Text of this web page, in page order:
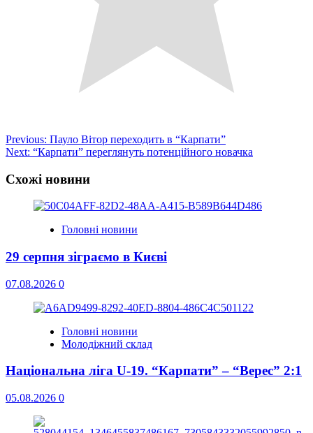
Post
navigation
Previous: Пауло Вітор переходить в “Карпати”
Next: “Карпати” переглянуть потенційного новачка
Схожі новини
Головні новини
29 серпня зіграємо в Києві
07.08.2026 0
Головні новини
Молодіжний склад
Національна ліга U-19. “Карпати” – “Верес” 2:1
05.08.2026 0